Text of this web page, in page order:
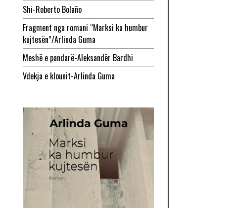
Shi-Roberto Bolaño
Fragment nga romani “Marksi ka humbur
kujtesën”/Arlinda Guma
Meshë e pandarë-Aleksandër Bardhi
Vdekja e klounit-Arlinda Guma